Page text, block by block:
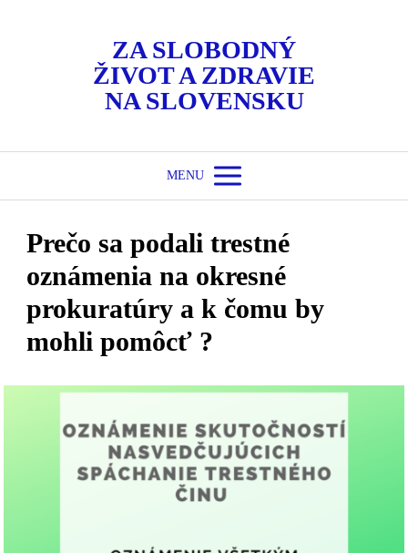
ZA SLOBODNÝ
ŽIVOT A ZDRAVIE
NA SLOVENSKU
MENU
Prečo sa podali trestné
oznámenia na okresné
prokuratúry a k čomu by
mohli pomôcť ?